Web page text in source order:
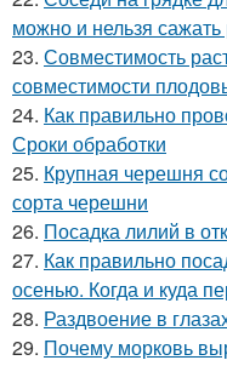
можно и нельзя
23. Совместимость
совместимости
24. Как правильно
Сроки обработки
25. Крупная черешня
сорта черешни
26. Посадка лилий в
27. Как правильно
осенью. Когда и куда
28. Раздвоение в
29. Почему морковь